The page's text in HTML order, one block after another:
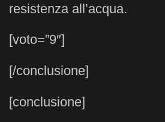
resistenza all’acqua.
[voto=”9″]
[/conclusione]
[conclusione]